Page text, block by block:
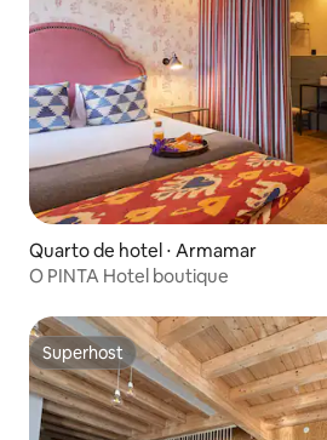
Quarto de hotel ⋅ Armamar
O PINTA Hotel boutique
Superhost
Superhost